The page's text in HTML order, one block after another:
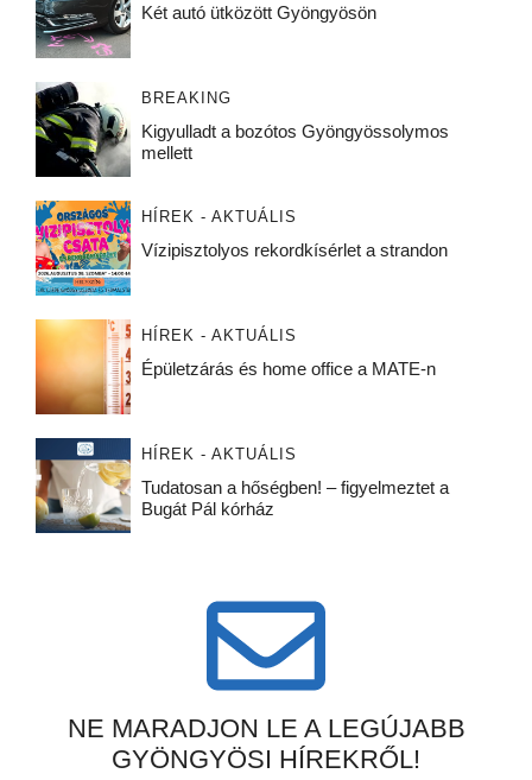
Két autó ütközött Gyöngyösön
BREAKING
Kigyulladt a bozótos Gyöngyössolymos
mellett
HÍREK - AKTUÁLIS
Vízipisztolyos rekordkísérlet a strandon
HÍREK - AKTUÁLIS
Épületzárás és home office a MATE-n
HÍREK - AKTUÁLIS
Tudatosan a hőségben! – figyelmeztet a
Bugát Pál kórház
NE MARADJON LE A LEGÚJABB
GYÖNGYÖSI HÍREKRŐL!